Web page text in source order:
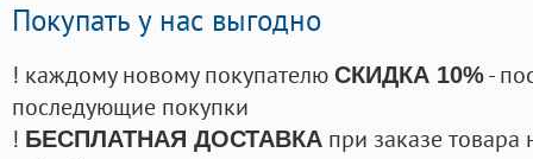
Покупать у нас выгодно
! каждому новому покупателю СКИДКА 10%-
последующие покупки
! БЕСПЛАТНАЯ ДОСТАВКА при заказе